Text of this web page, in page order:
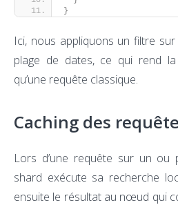
}
Ici, nous appliquons un filtre
plage de dates, ce qui rend
qu’une requête classique.
Caching des
Lors d’une requête sur un ou
shard exécute sa recherche
ensuite le résultat au nœud qui